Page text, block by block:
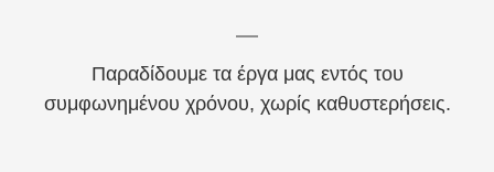
Παραδίδουμε τα έργα μας εντός του
συμφωνημένου χρόνου, χωρίς καθυστερήσεις.